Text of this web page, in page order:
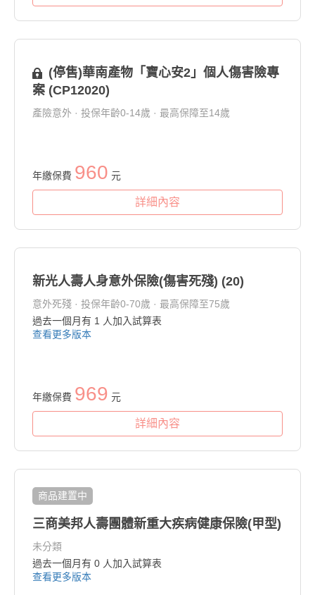
(停售)華南產物「寶心安2」個人傷害險專
案 (CP12020)
產險意外 · 投保年齡0-14歲 · 最高保障至14歲
年繳保費 960 元
詳細內容
新光人壽人身意外保險(傷害死殘) (20)
意外死殘 · 投保年齡0-70歲 · 最高保障至75歲
過去一個月有 1
人加入試算表
查看更多版本
年繳保費 969 元
詳細內容
商品建置中
三商美邦人壽團體新重大疾病健康保險(甲型)
未分類
過去一個月有 0 人加入試算表
查看更多版本